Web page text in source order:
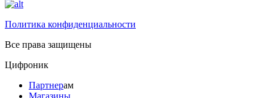
Политика конфиденциальности
Все права защищены
Цифроник
Партнерам